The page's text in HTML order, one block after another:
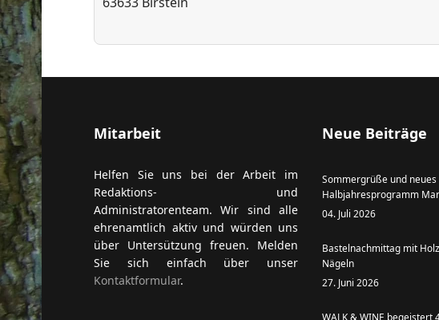
Mitarbeit
Helfen Sie uns bei der Arbeit im
Redaktions- und
Administratorenteam. Wir sind alle
ehrenamtlich aktiv und würden uns
über Untersützung freuen. Melden
Sie sich einfach über unser
Kontaktformular.
Neue Beiträge
Sommergrüße und neues
Halbjahresprogramm
04. Juli 2026
Bastelnachmittag mit
Nägeln
27. Juni 2026
WALK & WINE begeistert
anzeigen